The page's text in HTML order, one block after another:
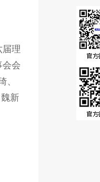
届理
会会
、
新